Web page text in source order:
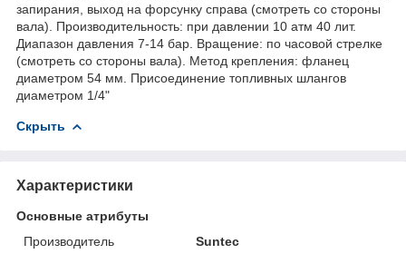
запирания, выход на форсунку справа (смотреть со стороны
вала). Производительность: при давлении 10 атм 40 лит.
Диапазон давления 7-14 бар. Вращение: по часовой стрелке
(смотреть со стороны вала). Метод крепления: фланец
диаметром 54 мм. Присоединение топливных шлангов
диаметром 1/4"
Скрыть
Характеристики
Основные атрибуты
Производитель
Suntec